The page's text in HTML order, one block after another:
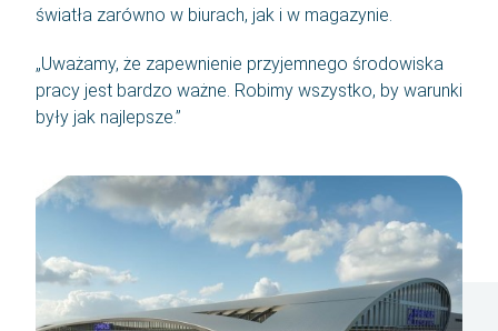
światła zarówno w biurach, jak i w magazynie.
„Uważamy, że zapewnienie przyjemnego środowiska
pracy jest bardzo ważne. Robimy wszystko, by warunki
były jak najlepsze.”